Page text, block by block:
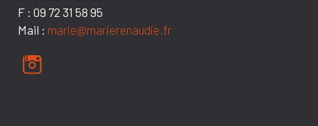
F : 09 72 31 58 95
Mail : marie@marierenaudie.fr